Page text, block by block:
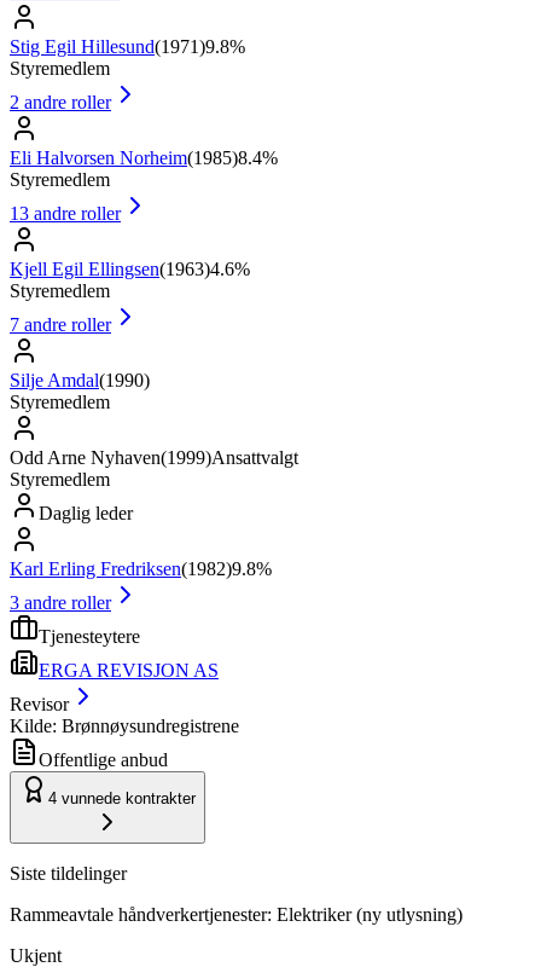
Stig Egil Hillesund(1971)9.8%
Styremedlem
2 andre roller
Eli Halvorsen Norheim(1985)8.4%
Styremedlem
13 andre roller
Kjell Egil Ellingsen(1963)4.6%
Styremedlem
7 andre roller
Silje Amdal(1990)
Styremedlem
Odd Arne Nyhaven(1999)Ansattvalgt
Styremedlem
Daglig leder
Karl Erling Fredriksen(1982)9.8%
3 andre roller
Tjenesteytere
ERGA REVISJON AS
Revisor
Kilde: Brønnøysundregistrene
Offentlige anbud
4 vunnede kontrakter
Siste tildelinger
Rammeavtale håndverkertjenester: Elektriker (ny utlysning)
Ukjent